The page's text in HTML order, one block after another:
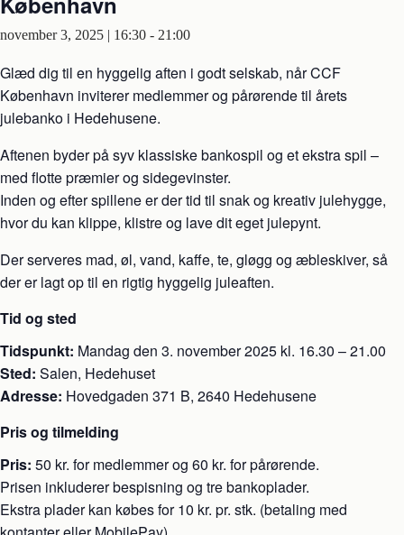
november 3, 2025 | 16:30 - 21:00
Glæd dig til en hyggelig aften i godt selskab, når CCF
København inviterer medlemmer og pårørende til årets
julebanko i Hedehusene.
Aftenen byder på syv klassiske bankospil og et ekstra spil –
med flotte præmier og sidegevinster.
Inden og efter spillene er der tid til snak og kreativ julehygge,
hvor du kan klippe, klistre og lave dit eget julepynt.
Der serveres mad, øl, vand, kaffe, te, gløgg og æbleskiver, så
der er lagt op til en rigtig hyggelig juleaften.
Tid og sted
Tidspunkt: Mandag den 3. november 2025 kl. 16.30 – 21.00
Sted: Salen, Hedehuset
Adresse: Hovedgaden 371 B, 2640 Hedehusene
Pris og tilmelding
Pris: 50 kr. for medlemmer og 60 kr. for pårørende.
Prisen inkluderer bespisning og tre bankoplader.
Ekstra plader kan købes for 10 kr. pr. stk. (betaling med